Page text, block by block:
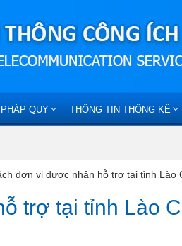
QUY THÔNG TIN THỐNG KÊ
đơn vị được nhận hỗ trợ tại tỉnh Lào
trợ tại tỉnh Lào